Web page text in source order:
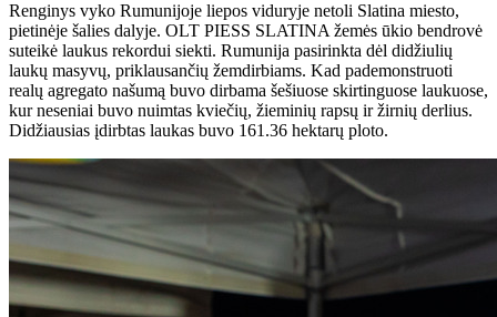
Renginys vyko Rumunijoje liepos viduryje netoli Slatina miesto,
pietinėje šalies dalyje. OLT PIESS SLATINA žemės ūkio bendrovė
suteikė laukus rekordui siekti. Rumunija pasirinkta dėl didžiulių
laukų masyvų, priklausančių žemdirbiams. Kad pademonstruoti
realų agregato našumą buvo dirbama šešiuose skirtinguose laukuose,
kur neseniai buvo nuimtas kviečių, žieminių rapsų ir žirnių derlius.
Didžiausias įdirbtas laukas buvo 161.36 hektarų ploto.